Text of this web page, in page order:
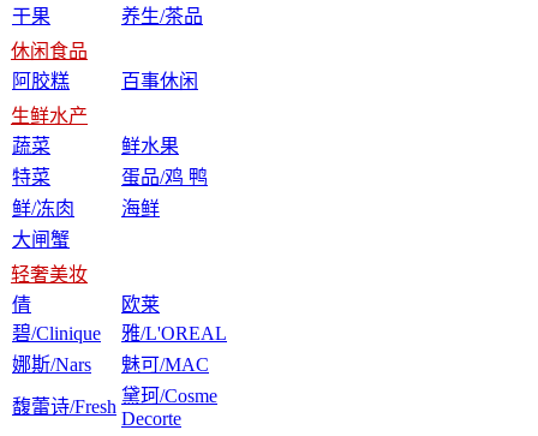
干果
养生/茶品
休闲食品
阿胶糕
百事休闲
生鲜水产
蔬菜
鲜水果
特菜
蛋品/鸡 鸭
鲜/冻肉
海鲜
大闸蟹
轻奢美妆
倩
碧/Clinique
欧莱
雅/L'OREAL
娜斯/Nars
魅可/MAC
馥蕾诗/Fresh
黛珂/Cosme
Decorte